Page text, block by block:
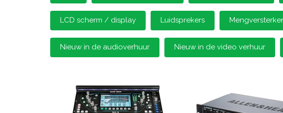
LCD scherm / display Luidsprekers
Nieuw in de audioverhuur Nieuw in de video verhuur